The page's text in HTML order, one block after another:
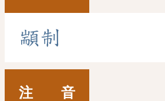
顓制
注 音